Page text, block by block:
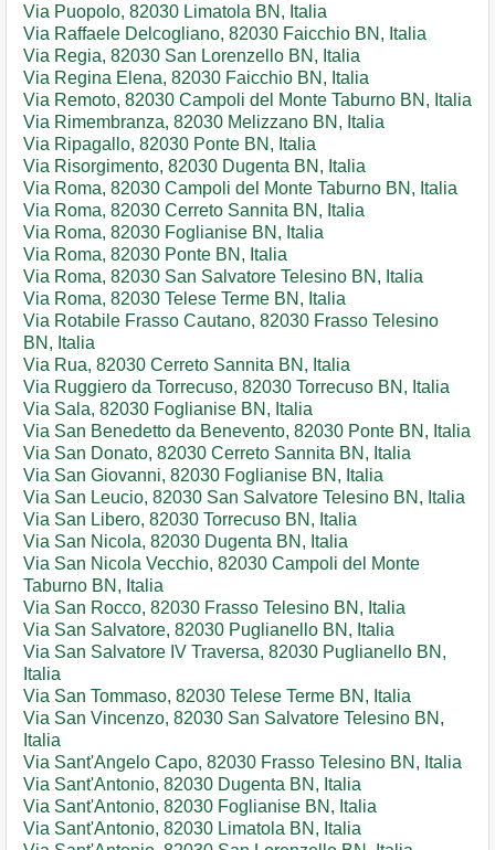
Via Puopolo, 82030 Limatola BN, Italia
Via Raffaele Delcogliano, 82030 Faicchio BN, Italia
Via Regia, 82030 San Lorenzello BN, Italia
Via Regina Elena, 82030 Faicchio BN, Italia
Via Remoto, 82030 Campoli del Monte Taburno BN, Italia
Via Rimembranza, 82030 Melizzano BN, Italia
Via Ripagallo, 82030 Ponte BN, Italia
Via Risorgimento, 82030 Dugenta BN, Italia
Via Roma, 82030 Campoli del Monte Taburno BN, Italia
Via Roma, 82030 Cerreto Sannita BN, Italia
Via Roma, 82030 Foglianise BN, Italia
Via Roma, 82030 Ponte BN, Italia
Via Roma, 82030 San Salvatore Telesino BN, Italia
Via Roma, 82030 Telese Terme BN, Italia
Via Rotabile Frasso Cautano, 82030 Frasso Telesino
BN, Italia
Via Rua, 82030 Cerreto Sannita BN, Italia
Via Ruggiero da Torrecuso, 82030 Torrecuso BN, Italia
Via Sala, 82030 Foglianise BN, Italia
Via San Benedetto da Benevento, 82030 Ponte BN, Italia
Via San Donato, 82030 Cerreto Sannita BN, Italia
Via San Giovanni, 82030 Foglianise BN, Italia
Via San Leucio, 82030 San Salvatore Telesino BN, Italia
Via San Libero, 82030 Torrecuso BN, Italia
Via San Nicola, 82030 Dugenta BN, Italia
Via San Nicola Vecchio, 82030 Campoli del Monte
Taburno BN, Italia
Via San Rocco, 82030 Frasso Telesino BN, Italia
Via San Salvatore, 82030 Puglianello BN, Italia
Via San Salvatore IV Traversa, 82030 Puglianello BN,
Italia
Via San Tommaso, 82030 Telese Terme BN, Italia
Via San Vincenzo, 82030 San Salvatore Telesino BN,
Italia
Via Sant'Angelo Capo, 82030 Frasso Telesino BN, Italia
Via Sant'Antonio, 82030 Dugenta BN, Italia
Via Sant'Antonio, 82030 Foglianise BN, Italia
Via Sant'Antonio, 82030 Limatola BN, Italia